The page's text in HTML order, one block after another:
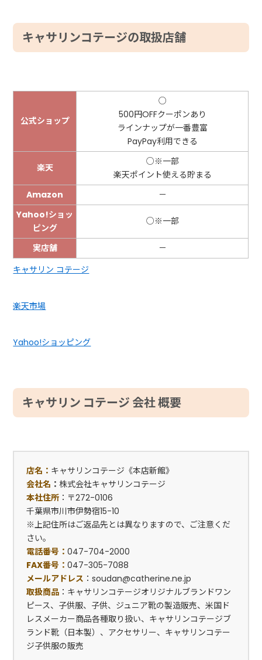
キャサリンコテージの取扱店舗
公式ショップ
○
500円OFFクーポンあり
ラインナップが一番豊富
PayPay利用できる
楽天
○※一部
楽天ポイント使える貯まる
Amazon
－
Yahoo!ショッ
ピング
○※一部
実店舗
－
キャサリン コテージ
楽天市場
Yahoo!ショッピング
キャサリン コテージ 会社 概要
店名： キャサリンコテージ《本店新館》
会社名 ：株式会社キャサリンコテージ
本社住所 ：〒272-0106
千葉県市川市伊勢宿15-10
※上記住所はご返品先とは異なりますので、ご注意くだ
さい。
電話番号：047-704-2000
FAX番号：047-305-7088
メールアドレス ：soudan@catherine.ne.jp
取扱商品 ：キャサリンコテージオリジナルブランドワン
ピース、子供服、子供、ジュニア靴の製造販売、米国ド
レスメーカー商品各種取り扱い、キャサリンコテージブ
ランド靴（日本製）、アクセサリー、キャサリンコテー
ジ子供服の販売